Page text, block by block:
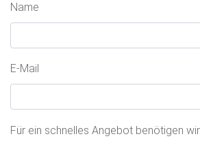
Name
E-Mail
Für ein schnelles Angebot benötigen